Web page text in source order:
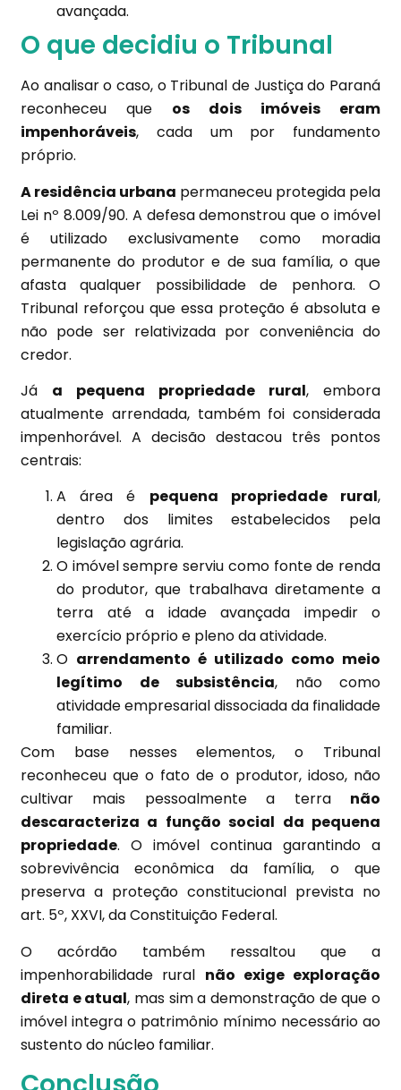
avançada.
O que decidiu o Tribunal
Ao analisar o caso, o Tribunal de Justiça do Paraná
reconheceu que os dois imóveis eram
impenhoráveis, cada um por fundamento
próprio.
A residência urbana permaneceu protegida pela
Lei nº 8.009/90. A defesa demonstrou que o imóvel
é utilizado exclusivamente como moradia
permanente do produtor e de sua família, o que
afasta qualquer possibilidade de penhora. O
Tribunal reforçou que essa proteção é absoluta e
não pode ser relativizada por conveniência do
credor.
Já a pequena propriedade rural, embora
atualmente arrendada, também foi considerada
impenhorável. A decisão destacou três pontos
centrais:
A área é pequena propriedade rural,
dentro dos limites estabelecidos pela
legislação agrária.
O imóvel sempre serviu como fonte de renda
do produtor, que trabalhava diretamente a
terra até a idade avançada impedir o
exercício próprio e pleno da atividade.
O arrendamento é utilizado como meio
legítimo de subsistência, não como
atividade empresarial dissociada da finalidade
familiar.
Com base nesses elementos, o Tribunal
reconheceu que o fato de o produtor, idoso, não
cultivar mais pessoalmente a terra não
descaracteriza a função social da pequena
propriedade. O imóvel continua garantindo a
sobrevivência econômica da família, o que
preserva a proteção constitucional prevista no
art. 5º, XXVI, da Constituição Federal.
O acórdão também ressaltou que a
impenhorabilidade rural não exige exploração
direta e atual, mas sim a demonstração de que o
imóvel integra o patrimônio mínimo necessário ao
sustento do núcleo familiar.